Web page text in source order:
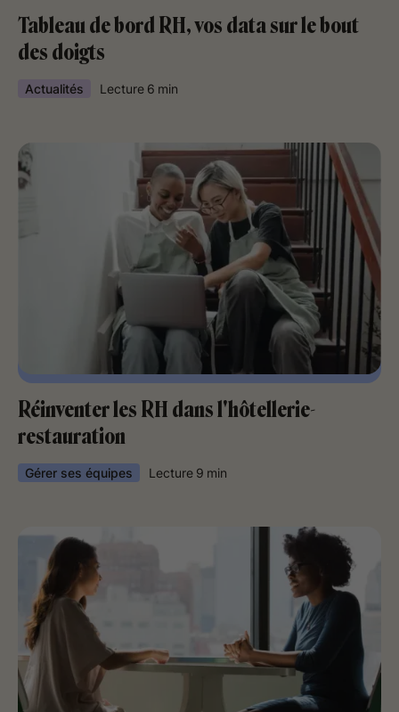
Tableau de bord RH, vos data sur le bout
des doigts
Actualités Lecture 6 min
Réinventer les RH dans l'hôtellerie-
restauration
Gérer ses équipes Lecture 9 min